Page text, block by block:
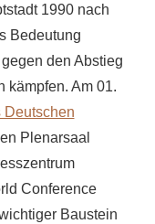
1990 nach
Bedeutung
den Abstieg
kämpfen. Am 01.
Plenarsaal
Conference
Baustein